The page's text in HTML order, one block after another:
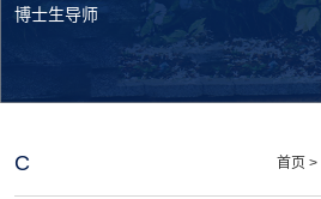
博士生导师
C 首页 >